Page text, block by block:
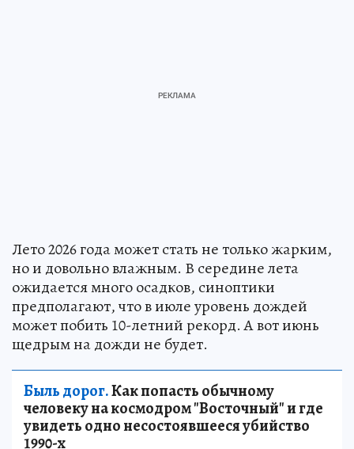
Лето 2026 года может стать не только жарким,
но и довольно влажным. В середине лета
ожидается много осадков, синоптики
предполагают, что в июле уровень дождей
может побить 10-летний рекорд. А вот июнь
щедрым на дожди не будет.
Быль дорог.Как попасть обычному
человеку на космодром "Восточный" и где
увидеть одно несостоявшееся убийство
1990-х